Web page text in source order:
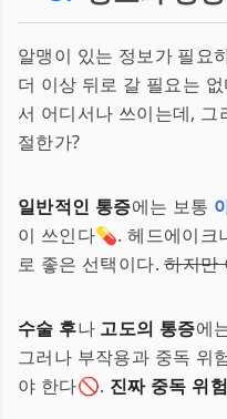
알맹이 있는 정보가 필요
더 이상 뒤로 갈 필요는
서 어디서나 쓰이는데, 그
절한가?
일반적인 통증에는 보통
이 쓰인다💊. 헤드에이크
로 좋은 선택이다.하지만
수술 후나 고도의 통증에
그러나 부작용과 중독 위
야 한다🚫. 진짜 중독 위